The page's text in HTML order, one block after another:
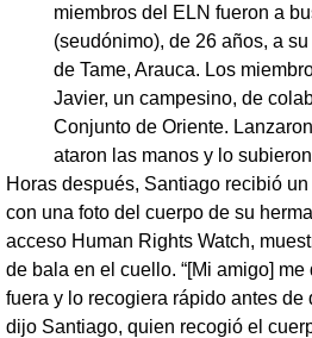
miembros del ELN fueron a
(seudónimo), de 26 años, a
de Tame, Arauca. Los
Javier, un campesino, de
Conjunto de Oriente.
ataron las manos y lo
Horas después, Santiago recibió
con una foto del cuerpo de su
acceso Human Rights Watch,
de bala en el cuello. “[Mi amigo]
fuera y lo recogiera rápido antes de
dijo Santiago, quien recogió el